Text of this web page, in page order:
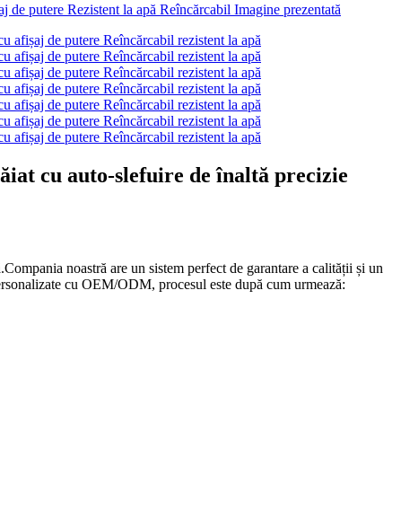
cu auto-slefuire de înaltă precizie
noastră are un sistem perfect de garantare a calității și un
cu OEM/ODM, procesul este după cum urmează: